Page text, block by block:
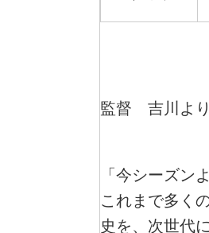
監督 吉川よ
「今シーズン
これまで多く
史を、次世代